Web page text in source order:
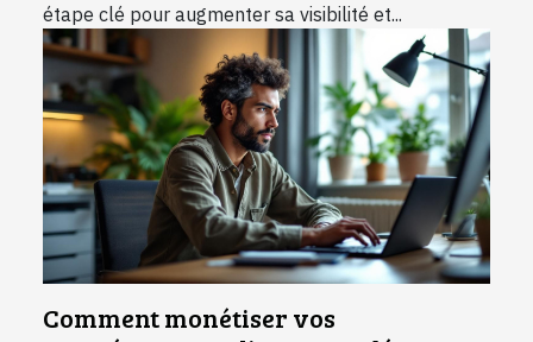
étape clé pour augmenter sa visibilité et...
Comment monétiser vos